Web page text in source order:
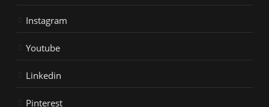
Instagram
Youtube
Linkedin
Pinterest